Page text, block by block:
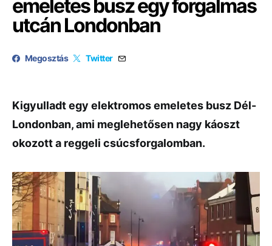
emeletes busz egy forgalmas
utcán Londonban
Megosztás Twitter
Kigyulladt egy elektromos emeletes busz Dél-
Londonban, ami meglehetősen nagy káoszt
okozott a reggeli csúcsforgalomban.